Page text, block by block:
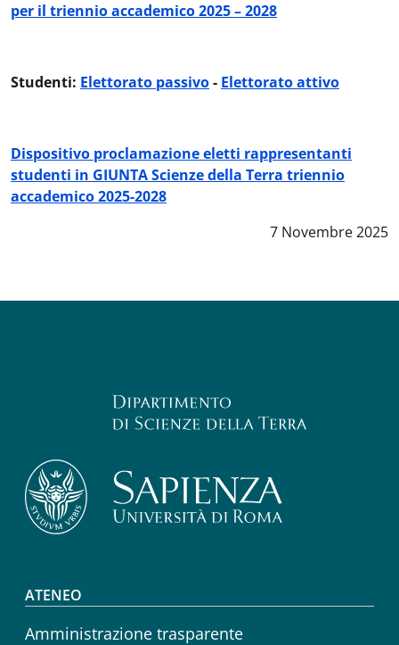
per il triennio accademico 2025 – 2028
Studenti: Elettorato passivo- Elettorato attivo
Dispositivo proclamazione eletti rappresentanti
studenti in GIUNTA Scienze della Terra triennio
accademico 2025-2028
Data notizia :
7 Novembre 2025
Footer menu
ATENEO
Amministrazione trasparente